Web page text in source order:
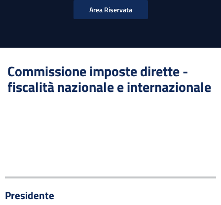
Area Riservata
Commissione imposte dirette -
fiscalità nazionale e internazionale
Presidente